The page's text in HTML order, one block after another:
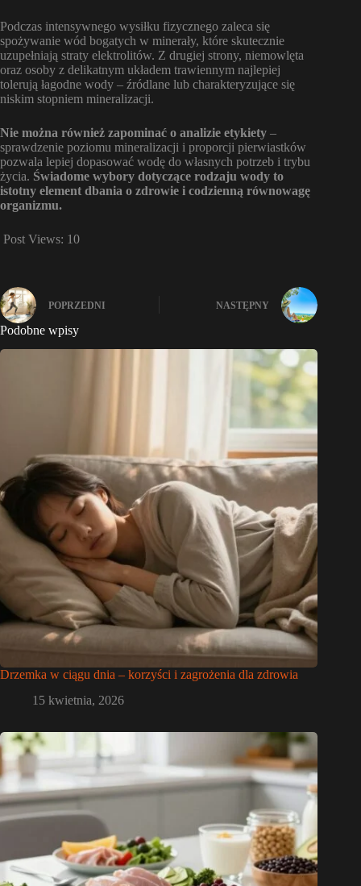
Podczas intensywnego wysiłku fizycznego zaleca się
spożywanie wód bogatych w minerały, które skutecznie
uzupełniają straty elektrolitów. Z drugiej strony, niemowlęta
oraz osoby z delikatnym układem trawiennym najlepiej
tolerują łagodne wody – źródlane lub charakteryzujące się
niskim stopniem mineralizacji.
Nie można również zapominać o analizie etykiety –
sprawdzenie poziomu mineralizacji i proporcji pierwiastków
pozwala lepiej dopasować wodę do własnych potrzeb i trybu
życia. Świadome wybory dotyczące rodzaju wody to
istotny element dbania o zdrowie i codzienną równowagę
organizmu.
Post Views: 10
POPRZEDNI NASTĘPNY
Podobne wpisy
Drzemka w ciągu dnia – korzyści i zagrożenia dla zdrowia
15 kwietnia, 2026